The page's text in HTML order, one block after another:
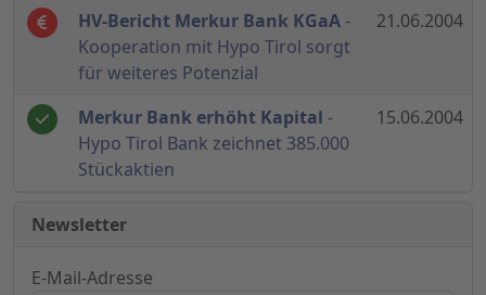
HV-Bericht Merkur Bank KGaA -
Kooperation mit Hypo Tirol sorgt
für weiteres Potenzial
21.06.2004
Merkur Bank erhöht Kapital -
Hypo Tirol Bank zeichnet 385.000
Stückaktien
15.06.2004
Newsletter
E-Mail-Adresse